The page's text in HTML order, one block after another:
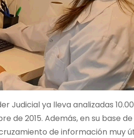
Judicial ya lleva analizadas
de 2015. Además, en su base
de información muy